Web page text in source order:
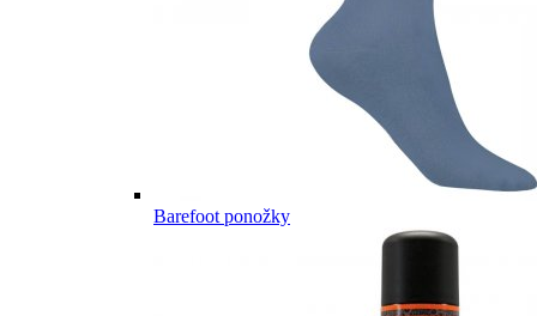
Barefoot ponožky